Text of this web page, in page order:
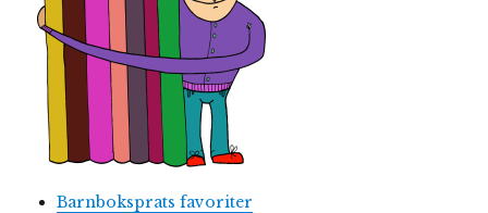
Barnboksprats favoriter